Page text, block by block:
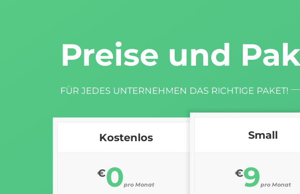
Preise und
FÜR JEDES UNTERNEHMEN DAS RICHTIGE PAKET!
Kostenlos
€0pro Monat
Small
€9pro Monat